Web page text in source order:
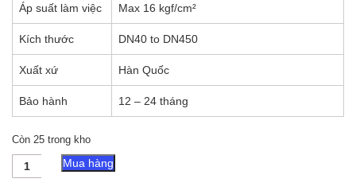
Áp suất làm việc Max 16 kgf/cm²
Kích thước DN40 to DN450
Xuất xứ Hàn Quốc
Bảo hành 12 – 24 tháng
Còn 25 trong kho
Van
Bướm
Mua hàng